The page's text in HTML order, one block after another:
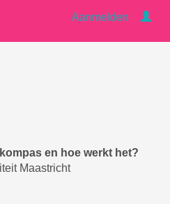
Aanmelden
en hoe werkt het?
Maastricht